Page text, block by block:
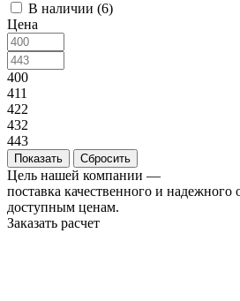
В наличии (6)
Цена
400
411
422
432
443
Сбросить
Цель нашей компании —
поставка качественного и надежного
доступным ценам.
Заказать расчет